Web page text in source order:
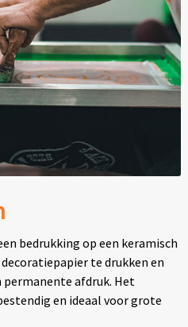
bedrukking op een keramisch
te drukken en
permanente afdruk. Het
en ideaal voor grote